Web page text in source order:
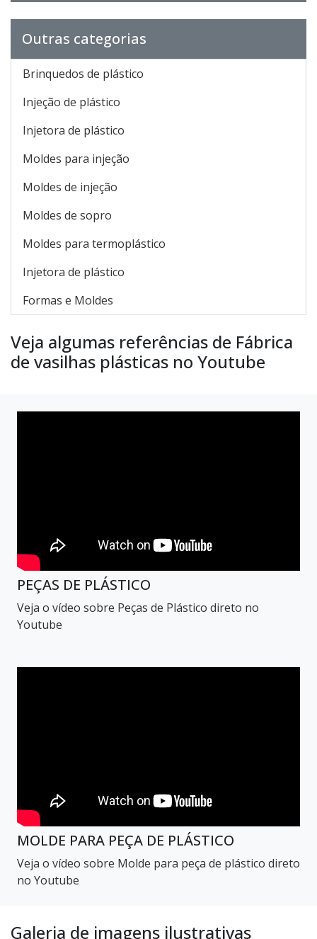
Outras categorias
Brinquedos de plástico
Injeção de plástico
Injetora de plástico
Moldes para injeção
Moldes de injeção
Moldes de sopro
Moldes para termoplástico
Injetora de plástico
Formas e Moldes
Veja algumas referências de Fábrica
de vasilhas plásticas no Youtube
PEÇAS DE PLÁSTICO
Veja o vídeo sobre Peças de Plástico direto no
Youtube
MOLDE PARA PEÇA DE PLÁSTICO
Veja o vídeo sobre Molde para peça de plástico direto
no Youtube
Galeria de imagens ilustrativas